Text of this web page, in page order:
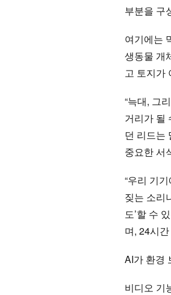
부분을 구
여기에는
생동물 개
고 토지가
“늑대, 그
거리가 될
던 리드는
중요한 서
“우리 기
짖는 소리
도’할 수
며, 24시
AI가 환경
비디오 기